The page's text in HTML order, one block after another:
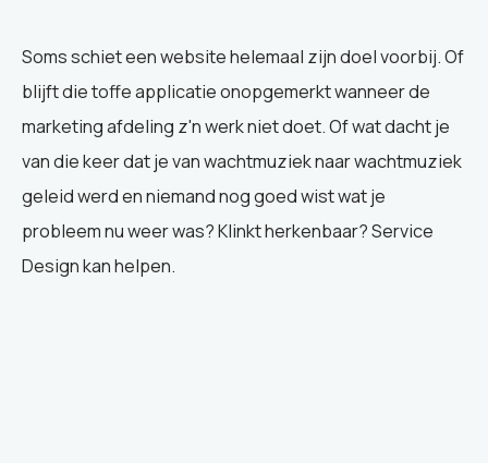
Soms schiet een website helemaal zijn doel voorbij. Of
blijft die toffe applicatie onopgemerkt wanneer de
marketing afdeling z'n werk niet doet. Of wat dacht je
van die keer dat je van wachtmuziek naar wachtmuziek
geleid werd en niemand nog goed wist wat je
probleem nu weer was? Klinkt herkenbaar? Service
Design kan helpen.